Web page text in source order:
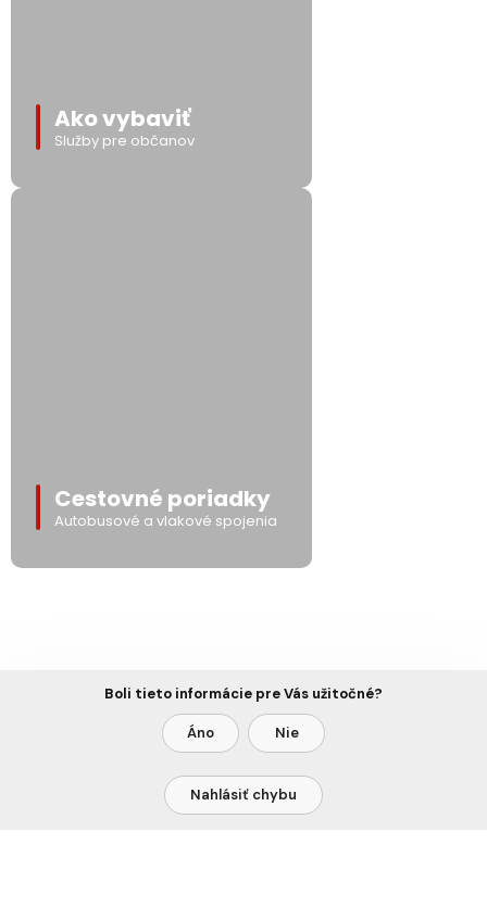
Ako vybaviť
Služby pre občanov
Cestovné poriadky
Autobusové a vlakové spojenia
Boli tieto informácie pre Vás užitočné?
Áno Nie
Nahlásiť chybu